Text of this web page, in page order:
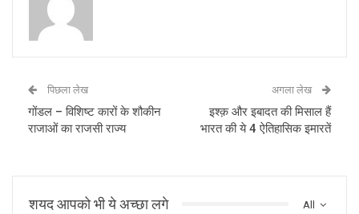
पिछला लेख
गोंडल – विशिष्ट कारों के शौकीन
राजाओं का राजसी राज्य
अगला लेख
इश्क़ और इबादत की मिसाल हैं
भारत की ये 4 ऐतिहासिक इमारतें
All
शयद आपको भी ये अच्छा लगे